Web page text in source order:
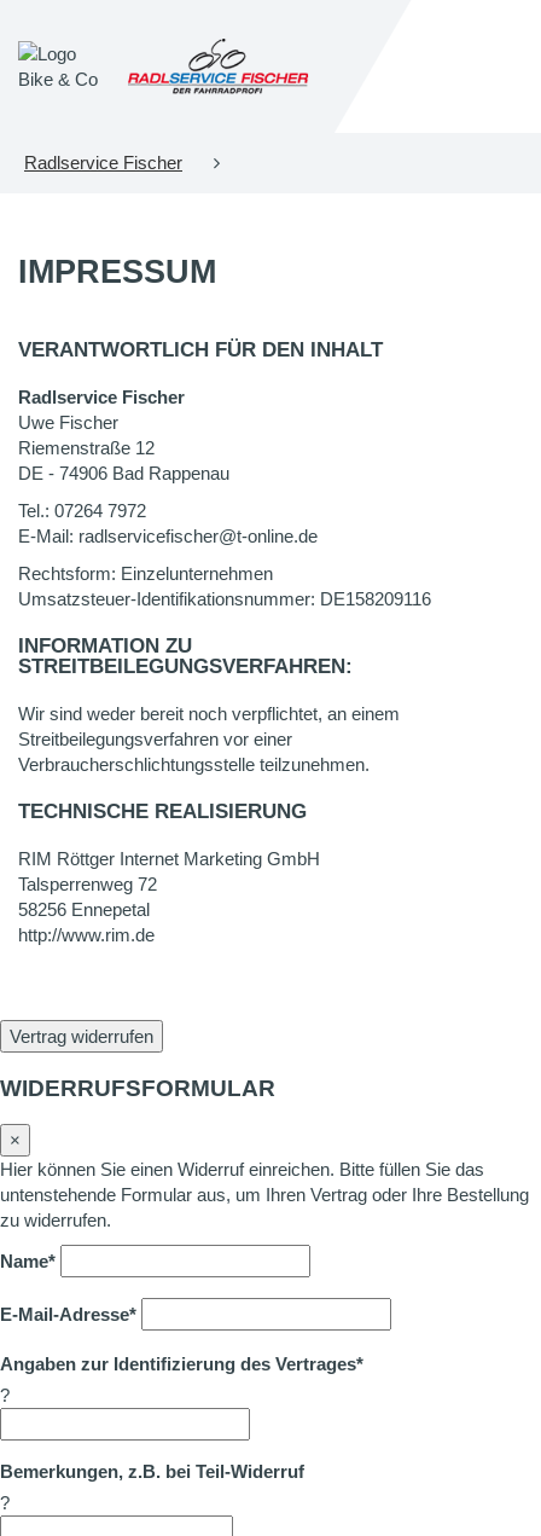
Radlservice Fischer
IMPRESSUM
VERANTWORTLICH FÜR DEN INHALT
Radlservice Fischer
Uwe Fischer
Riemenstraße 12
DE - 74906 Bad Rappenau
Tel.: 07264 7972
E-Mail: radlservicefischer@t-online.de
Rechtsform: Einzelunternehmen
Umsatzsteuer-Identifikationsnummer: DE158209116
INFORMATION ZU
STREITBEILEGUNGSVERFAHREN:
Wir sind weder bereit noch verpflichtet, an einem
Streitbeilegungsverfahren vor einer
Verbraucherschlichtungsstelle teilzunehmen.
TECHNISCHE REALISIERUNG
RIM Röttger Internet Marketing GmbH
Talsperrenweg 72
58256 Ennepetal
http://www.rim.de
Vertrag widerrufen
WIDERRUFSFORMULAR
×
Hier können Sie einen Widerruf einreichen. Bitte füllen Sie das
untenstehende Formular aus, um Ihren Vertrag oder Ihre Bestellung
zu widerrufen.
Name*
E-Mail-Adresse*
Angaben zur Identifizierung des Vertrages*
?
Bemerkungen, z.B. bei Teil-Widerruf
?